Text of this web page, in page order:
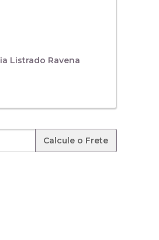
Listrado Ravena
Calcule o Frete